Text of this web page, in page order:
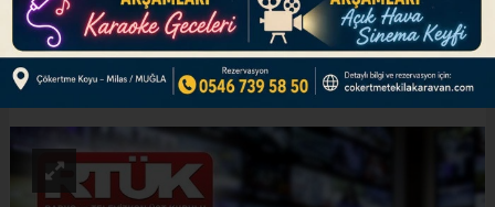
gönderilmesini talep etti.
ABONE OL